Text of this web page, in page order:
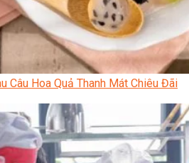
Câu Hoa Quả Thanh Mát Chiêu Đãi